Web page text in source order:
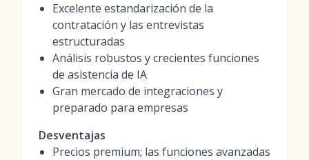
Excelente estandarización de la
contratación y las entrevistas
estructuradas
Análisis robustos y crecientes funciones
de asistencia de IA
Gran mercado de integraciones y
preparado para empresas
Desventajas
Precios premium; las funciones avanzadas